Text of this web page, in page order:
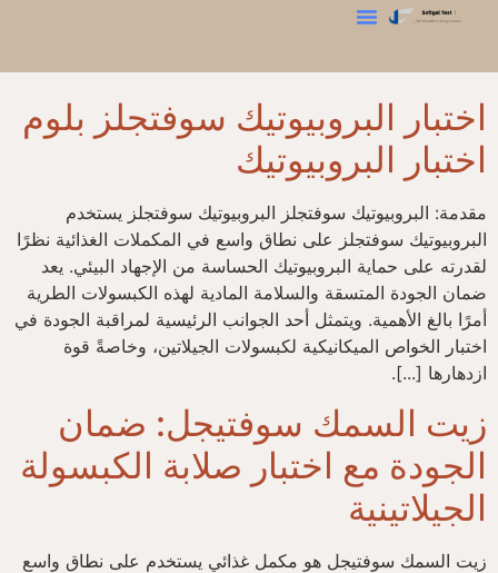
اختبار البروبيوتيك سوفتجلز بلوم
اختبار البروبيوتيك
مقدمة: البروبيوتيك سوفتجلز البروبيوتيك سوفتجلز يستخدم
البروبيوتيك سوفتجلز على نطاق واسع في المكملات الغذائية نظرًا
لقدرته على حماية البروبيوتيك الحساسة من الإجهاد البيئي. يعد
ضمان الجودة المتسقة والسلامة المادية لهذه الكبسولات الطرية
أمرًا بالغ الأهمية. ويتمثل أحد الجوانب الرئيسية لمراقبة الجودة في
اختبار الخواص الميكانيكية لكبسولات الجيلاتين، وخاصةً قوة
ازدهارها [...].
زيت السمك سوفتيجل: ضمان
الجودة مع اختبار صلابة الكبسولة
الجيلاتينية
زيت السمك سوفتيجل هو مكمل غذائي يستخدم على نطاق واسع